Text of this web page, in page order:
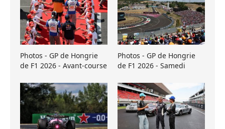
Photos - GP de Hongrie
de F1 2026 - Avant-course
Photos - GP de Hongrie
de F1 2026 - Samedi